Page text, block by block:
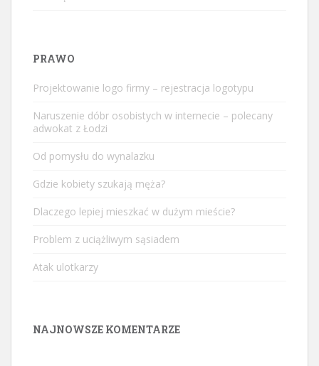
PRAWO
Projektowanie logo firmy – rejestracja logotypu
Naruszenie dóbr osobistych w internecie – polecany
adwokat z Łodzi
Od pomysłu do wynalazku
Gdzie kobiety szukają męża?
Dlaczego lepiej mieszkać w dużym mieście?
Problem z uciążliwym sąsiadem
Atak ulotkarzy
NAJNOWSZE KOMENTARZE